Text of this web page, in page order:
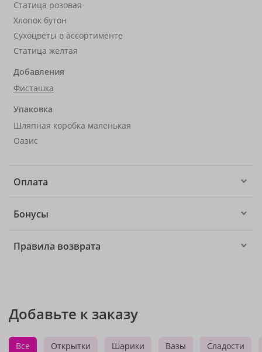
Статица розовая
Хлопок бутон
Сухоцветы в ассортименте
Статица желтая
Добавления
Фисташка
Упаковка
Шляпная коробка маленькая
Оазис
Оплата
Бонусы
Правила возврата
Добавьте к заказу
Все Открытки Шарики Вазы Сладости